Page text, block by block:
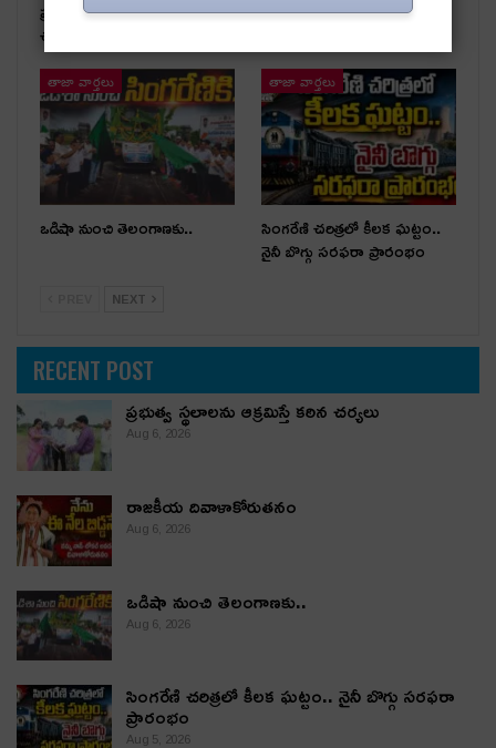
ప్రభుత్వ స్థలాలను ఆక్రమిస్తే కఠిన
చర్యలు
రాజకీయ దివాళాకోరుతనం
తాజా వార్తలు
ఒడిషా నుంచి తెలంగాణ‌కు..
తాజా వార్తలు
సింగరేణి చరిత్రలో కీలక ఘట్టం..
నైనీ బొగ్గు సరఫరా ప్రారంభం
NEXT
RECENT POST
ప్రభుత్వ స్థలాలను ఆక్రమిస్తే కఠిన చర్యలు
Aug 6, 2026
రాజకీయ దివాళాకోరుతనం
Aug 6, 2026
ఒడిషా నుంచి తెలంగాణ‌కు..
Aug 6, 2026
సింగరేణి చరిత్రలో కీలక ఘట్టం.. నైనీ బొగ్గు సరఫరా
ప్రారంభం
Aug 5, 2026